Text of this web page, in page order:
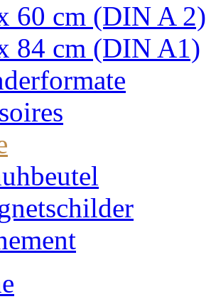
60 cm (DIN A 2)
84 cm (DIN A1)